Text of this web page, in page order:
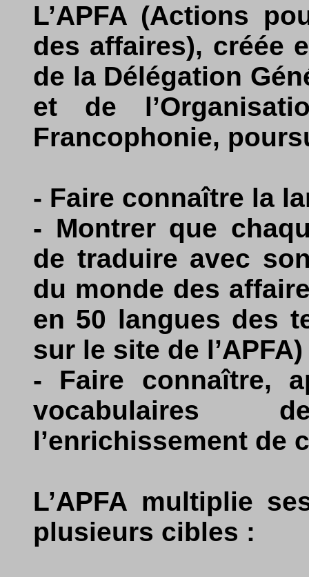
L’APFA (Actions
des affaires), créée
de la Délégation
et de
Francophonie,
- Faire connaître la
- Montrer que
de traduire avec
du monde des
en 50 langues des
sur le site de
- Faire connaître,
vocabulaires
l’enrichissement de
L’APFA multiplie
plusieurs cibles :